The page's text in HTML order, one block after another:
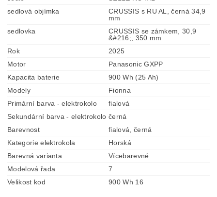
sedlová objímka
CRUSSIS s RU AL, černá 34,9
mm
sedlovka
CRUSSIS se zámkem, 30,9
&#216;, 350 mm
Rok
2025
Motor
Panasonic GXPP
Kapacita baterie
900 Wh (25 Ah)
Modely
Fionna
Primární barva - elektrokolo
fialová
Sekundární barva - elektrokolo černá
Barevnost
fialová, černá
Kategorie elektrokola
Horská
Barevná varianta
Vícebarevné
Modelová řada
7
Velikost kod
900 Wh 16